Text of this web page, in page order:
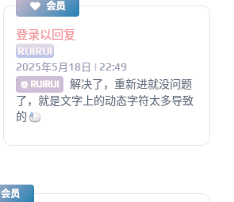
会员
登录以回复
RUIRUI
2025年5月18日 | 22:49
@ RUIRUI
解决了，重新进就没问题
了，就是文字上的动态字符太多导致
的
会员